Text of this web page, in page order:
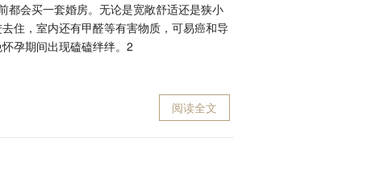
都会买一套婚房。无论是宽敞舒适还是狭小
住，室内还有甲醛等有害物质，可易癌和导
孕期间出现磕磕绊绊。2
阅读全文